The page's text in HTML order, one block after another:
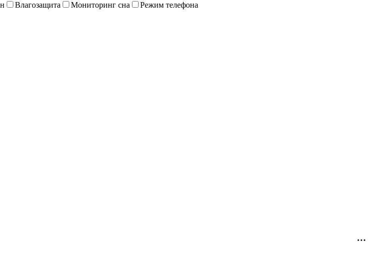
Влагозащита Мониторинг сна Режим телефона